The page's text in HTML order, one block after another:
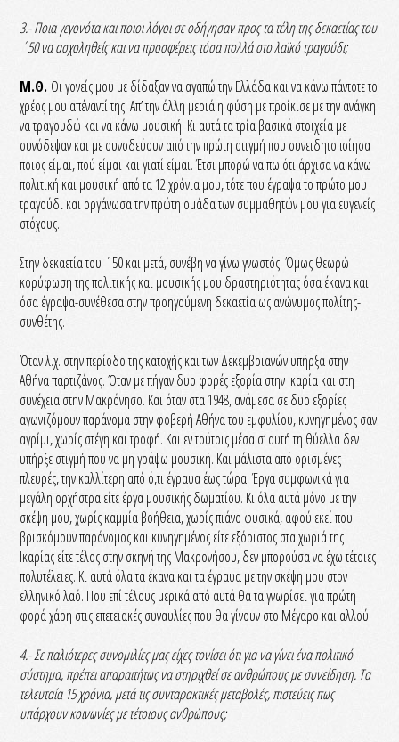
3.- Ποια γεγονότα και ποιοι λόγοι σε οδήγησαν προς τα τέλη της δεκαετίας του
΄50 να ασχοληθείς και να προσφέρεις τόσα πολλά στο λαϊκό τραγούδι;
Μ.Θ. Οι γονείς μου με δίδαξαν να αγαπώ την Ελλάδα και να κάνω πάντοτε το
χρέος μου απέναντί της. Απ’ την άλλη μεριά η φύση με προίκισε με την ανάγκη
να τραγουδώ και να κάνω μουσική. Κι αυτά τα τρία βασικά στοιχεία με
συνόδεψαν και με συνοδεύουν από την πρώτη στιγμή που συνειδητοποίησα
ποιος είμαι, πού είμαι και γιατί είμαι. Έτσι μπορώ να πω ότι άρχισα να κάνω
πολιτική και μουσική από τα 12 χρόνια μου, τότε που έγραψα το πρώτο μου
τραγούδι και οργάνωσα την πρώτη ομάδα των συμμαθητών μου για ευγενείς
στόχους.
Στην δεκαετία του ΄50 και μετά, συνέβη να γίνω γνωστός. Όμως θεωρώ
κορύφωση της πολιτικής και μουσικής μου δραστηριότητας όσα έκανα και
όσα έγραψα-συνέθεσα στην προηγούμενη δεκαετία ως ανώνυμος πολίτης-
συνθέτης.
Όταν λ.χ. στην περίοδο της κατοχής και των Δεκεμβριανών υπήρξα στην
Αθήνα παρτιζάνος. Όταν με πήγαν δυο φορές εξορία στην Ικαρία και στη
συνέχεια στην Μακρόνησο. Και όταν στα 1948, ανάμεσα σε δυο εξορίες
αγωνιζόμουν παράνομα στην φοβερή Αθήνα του εμφυλίου, κυνηγημένος σαν
αγρίμι, χωρίς στέγη και τροφή. Και εν τούτοις μέσα σ’ αυτή τη θύελλα δεν
υπήρξε στιγμή που να μη γράψω μουσική. Και μάλιστα από ορισμένες
πλευρές, την καλλίτερη από ό,τι έγραψα έως τώρα. Έργα συμφωνικά για
μεγάλη ορχήστρα είτε έργα μουσικής δωματίου. Κι όλα αυτά μόνο με την
σκέψη μου, χωρίς καμμία βοήθεια, χωρίς πιάνο φυσικά, αφού εκεί που
βρισκόμουν παράνομος και κυνηγημένος είτε εξόριστος στα χωριά της
Ικαρίας είτε τέλος στην σκηνή της Μακρονήσου, δεν μπορούσα να έχω τέτοιες
πολυτέλειες. Κι αυτά όλα τα έκανα και τα έγραψα με την σκέψη μου στον
ελληνικό λαό. Που επί τέλους μερικά από αυτά θα τα γνωρίσει για πρώτη
φορά χάρη στις επετειακές συναυλίες που θα γίνουν στο Μέγαρο και αλλού.
4.- Σε παλιότερες συνομιλίες μας είχες τονίσει ότι για να γίνει ένα πολιτικό
σύστημα, πρέπει απαραιτήτως να στηριχθεί σε ανθρώπους με συνείδηση. Τα
τελευταία 15 χρόνια, μετά τις συνταρακτικές μεταβολές, πιστεύεις πως
υπάρχουν κοινωνίες με τέτοιους ανθρώπους;